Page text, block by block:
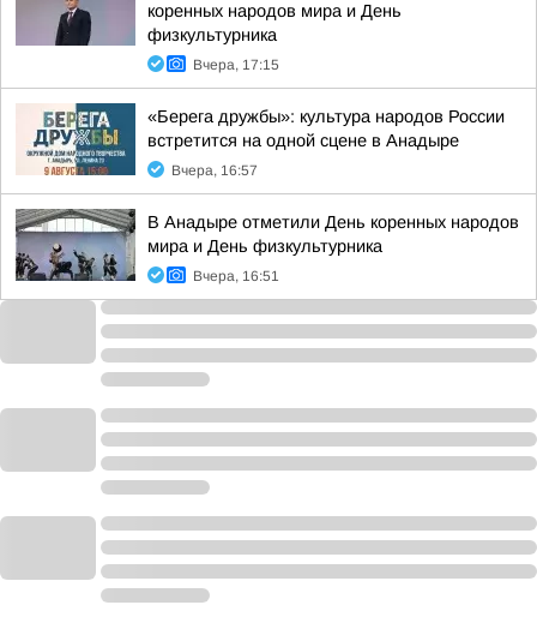
коренных народов мира и День
физкультурника
Вчера, 17:15
«Берега дружбы»: культура народов России
встретится на одной сцене в Анадыре
Вчера, 16:57
В Анадыре отметили День коренных народов
мира и День физкультурника
Вчера, 16:51